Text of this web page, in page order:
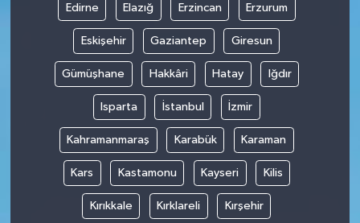
Edirne Elazığ Erzincan Erzurum
Eskişehir Gaziantep Giresun
Gümüşhane Hakkâri Hatay Iğdır
Isparta İstanbul İzmir
Kahramanmaraş Karabük Karaman
Kars Kastamonu Kayseri Kilis
Kırıkkale Kırklareli Kırşehir